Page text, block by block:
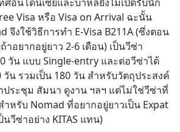
Visa หรือ Visa on Arrival ฉะนั้น
จึงใช้วิธีการทำ E-Visa B211A (ซึ่งตอน
อยากอยู่ยาว 2-6 เดือน) เป็นวีซ่า
วัน แบบ Single-entry และต่อวีซ่าได้
วัน รวมเป็น 180 วัน สำหรับวัตถุประสงค์
ประชุม สัมนา ดูงาน ฯลฯ แต่ไม่ใช่วีซ่าที่
หรับ Nomad ที่อยากอยู่ยาวเป็น Expat
วีซ่าอย่าง KITAS แทน)